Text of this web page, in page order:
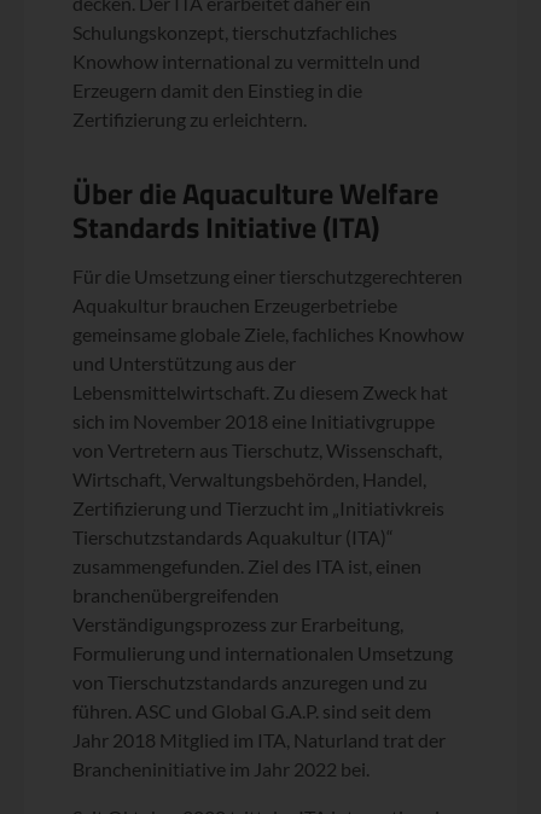
Schulungskonzept, tierschutzfachliches
Knowhow international zu vermitteln und
Erzeugern damit den Einstieg in die
Zertifizierung zu erleichtern.
Über die Aquaculture Welfare
Standards Initiative (ITA)
Für die Umsetzung einer tierschutzgerechteren
Aquakultur brauchen Erzeugerbetriebe
gemeinsame globale Ziele, fachliches Knowhow
und Unterstützung aus der
Lebensmittelwirtschaft. Zu diesem Zweck hat
sich im November 2018 eine Initiativgruppe
von Vertretern aus Tierschutz, Wissenschaft,
Wirtschaft, Verwaltungsbehörden, Handel,
Zertifizierung und Tierzucht im „Initiativkreis
Tierschutzstandards Aquakultur (ITA)“
zusammengefunden. Ziel des ITA ist, einen
branchenübergreifenden
Verständigungsprozess zur Erarbeitung,
Formulierung und internationalen Umsetzung
von Tierschutzstandards anzuregen und zu
führen. ASC und Global G.A.P. sind seit dem
Jahr 2018 Mitglied im ITA, Naturland trat der
Brancheninitiative im Jahr 2022 bei.